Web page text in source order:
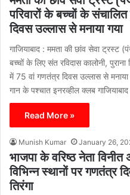
परिवारों के बच्चों के
दिवस उल्लास से मनाया गया
गाजियाबाद : ममता की छांव सेवा ट्रस्ट
बच्चों के लिए संत रविदास कालोनी,
में 75 वां गणतंत्र दिवस उल्लास से मनाया
गान के पश्चात इनरव्हील क्लब
Read More »
Munish Kumar January 26,
भाजपा के वरिष्ठ नेता
विभिन्न स्थानों पर गणतंत्र
तिरंगा